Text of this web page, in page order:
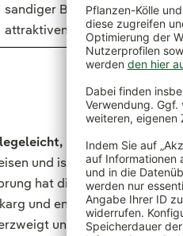
sandiger Boden. Einige
attraktiven Blüten sind eine
robust und
und ist als Pflanze
hat die anspruchslose
und entsprechend
und bildet